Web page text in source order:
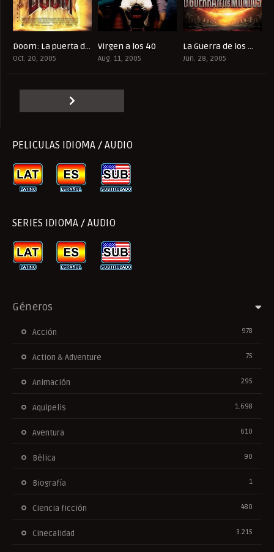
5.2Doom: La puerta del infierno
Oct. 20, 2005
Virgen a los 40
Aug. 11, 2005
6.5
La Guerra de los mundos
Jun. 28, 2005
PELICULAS IDIOMA / AUDIO
SERIES IDIOMA / AUDIO
Géneros
Acción 978
Action & Adventure 75
Animación 295
Aquipelis 1.698
Aventura 610
Bélica 90
Biografía 1
Ciencia ficción 480
Cinecalidad 3.215